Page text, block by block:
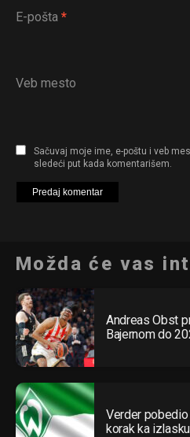
E-pošta *
Veb mesto
Sačuvaj moje ime, e-poštu i veb
sledeći put kada komentarišem.
Možda će vas
Andreas Obst
Bajernom do
Verder pobedio
korak ka